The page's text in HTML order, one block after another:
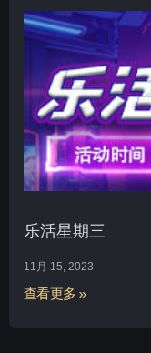
乐活星期三
11月 15, 2023
查看更多 »